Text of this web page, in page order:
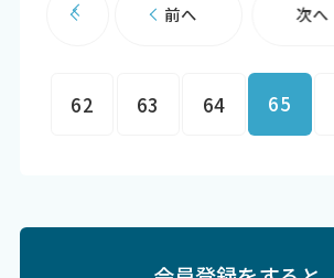
前へ
62 63 64 65
次へ